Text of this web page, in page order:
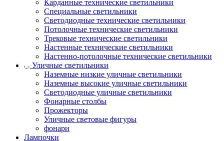
Карданные технические светильники
Специальные светильники
Светодиодные технические светильники
Потолочные технические светильники
Трековые технические светильники
Настенные технические светильники
Настенно-потолочные технические светильники
Уличные светильники
Наземные низкие уличные светильники
Наземные высокие уличные светильники
Светодиодные уличные светильники
Фонарные столбы
Прожекторы
Уличные световые фигуры
фонари
Лампочки